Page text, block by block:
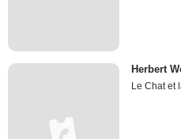
Herbert
Le Chat et